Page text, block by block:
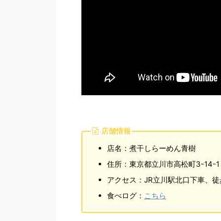
店舗情報
店名：煮干しらーめん青樹
住所：東京都立川市高松町3-14-1
アクセス：JR立川駅北口下車、
食べログ： こちら